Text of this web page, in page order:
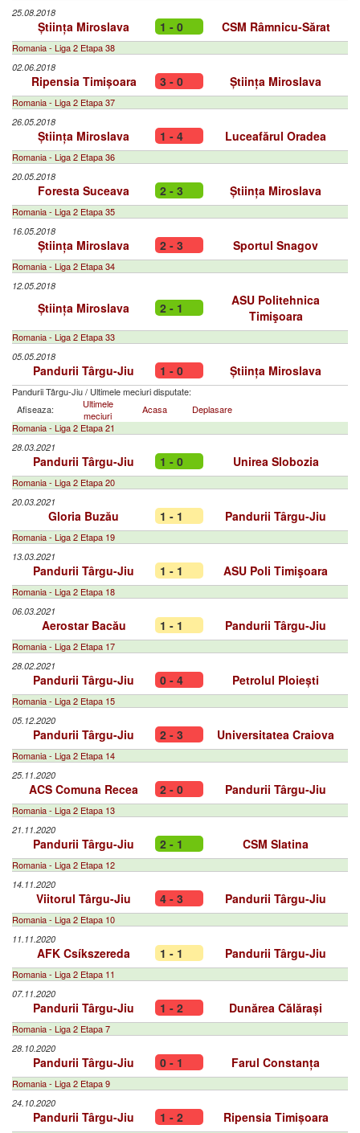
25.08.2018
Știința Miroslava 1 - 0 CSM Râmnicu-Sărat
Romania - Liga 2 Etapa 38
02.06.2018
Ripensia Timișoara 3 - 0 Știința Miroslava
Romania - Liga 2 Etapa 37
26.05.2018
Știința Miroslava 1 - 4 Luceafărul Oradea
Romania - Liga 2 Etapa 36
20.05.2018
Foresta Suceava 2 - 3 Știința Miroslava
Romania - Liga 2 Etapa 35
16.05.2018
Știința Miroslava 2 - 3 Sportul Snagov
Romania - Liga 2 Etapa 34
12.05.2018
Știința Miroslava 2 - 1
ASU Politehnica
Timişoara
Romania - Liga 2 Etapa 33
05.05.2018
Pandurii Târgu-Jiu 1 - 0 Știința Miroslava
Pandurii Târgu-Jiu/ Ultimele meciuri disputate:
Afiseaza:
Ultimele
meciuri
Acasa
Deplasare
Romania - Liga 2 Etapa 21
28.03.2021
Pandurii Târgu-Jiu 1 - 0 Unirea Slobozia
Romania - Liga 2 Etapa 20
20.03.2021
Gloria Buzău 1 - 1 Pandurii Târgu-Jiu
Romania - Liga 2 Etapa 19
13.03.2021
Pandurii Târgu-Jiu 1 - 1 ASU Poli Timişoara
Romania - Liga 2 Etapa 18
06.03.2021
Aerostar Bacău 1 - 1 Pandurii Târgu-Jiu
Romania - Liga 2 Etapa 17
28.02.2021
Pandurii Târgu-Jiu 0 - 4 Petrolul Ploiești
Romania - Liga 2 Etapa 15
05.12.2020
Pandurii Târgu-Jiu 2 - 3 Universitatea Craiova
Romania - Liga 2 Etapa 14
25.11.2020
ACS Comuna Recea 2 - 0 Pandurii Târgu-Jiu
Romania - Liga 2 Etapa 13
21.11.2020
Pandurii Târgu-Jiu 2 - 1 CSM Slatina
Romania - Liga 2 Etapa 12
14.11.2020
Viitorul Târgu-Jiu 4 - 3 Pandurii Târgu-Jiu
Romania - Liga 2 Etapa 10
11.11.2020
AFK Csíkszereda 1 - 1 Pandurii Târgu-Jiu
Romania - Liga 2 Etapa 11
07.11.2020
Pandurii Târgu-Jiu 1 - 2 Dunărea Călărași
Romania - Liga 2 Etapa 7
28.10.2020
Pandurii Târgu-Jiu 0 - 1 Farul Constanța
Romania - Liga 2 Etapa 9
24.10.2020
Pandurii Târgu-Jiu 1 - 2 Ripensia Timișoara